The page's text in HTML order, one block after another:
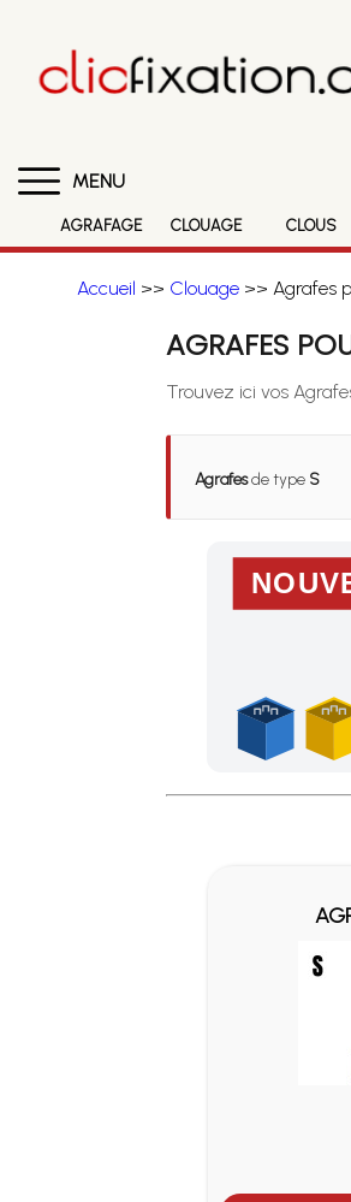
MENU
AGRAFAGE CLOUAGE CLOUS
Accueil >> Clouage>> Agrafes
AGRAFES
Trouvez ici vos
Agrafesde type S
Profitez des Frais de